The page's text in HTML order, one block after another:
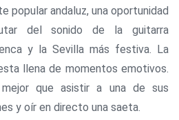
popular andaluz, una oportunidad
del sonido de la guitarra
y la Sevilla más festiva. La
llena de momentos emotivos.
mejor que asistir a una de sus
y oír en directo una saeta.